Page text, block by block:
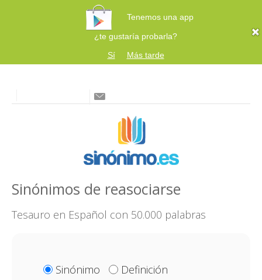
Tenemos una app
¿te gustaría probarla?
Sí
Más tarde
Sinónimos de reasociarse
Tesauro en Español con 50.000 palabras
Sinónimo
Definición